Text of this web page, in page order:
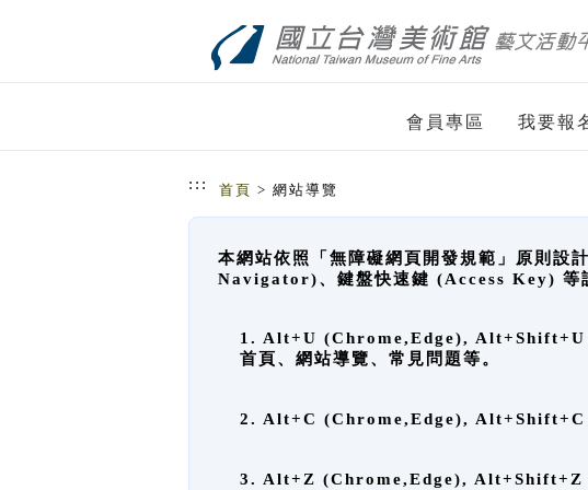
會員專區 我要報
::: 首頁 > 網站導覽
本網站依照「無障礙網頁開發規範」原則
Navigator)、鍵盤快速鍵 (Access Key) 等
1. Alt+U (Chrome,Edge), Alt+Shift+U
首頁、網站導覽、常見問題等。
2. Alt+C (Chrome,Edge), Alt+Shift+C
3. Alt+Z (Chrome,Edge), Alt+Shift+Z